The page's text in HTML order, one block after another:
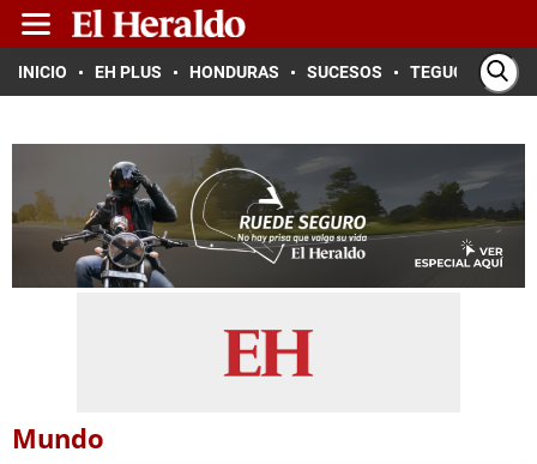
INICIO EH PLUS HONDURAS SUCESOS TEGUCIGALPA
Mundo